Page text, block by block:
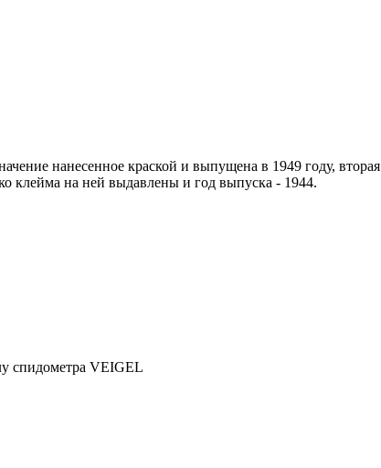
нанесенное краской и выпущена в 1949 году, вторая
клейма на ней выдавлены и год выпуска - 1944.
спидометра VEIGEL